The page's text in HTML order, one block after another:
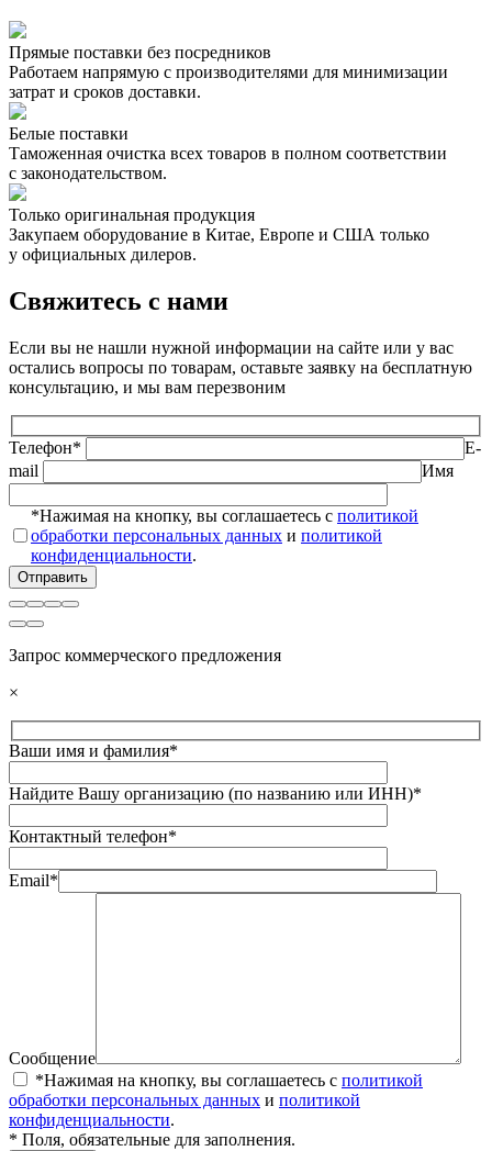
Прямые поставки без посредников
Работаем напрямую с производителями для минимизации
затрат и сроков доставки.
Белые поставки
Таможенная очистка всех товаров в полном соответствии
с законодательством.
Только оригинальная продукция
Закупаем оборудование в Китае, Европе и США только
у официальных дилеров.
Свяжитесь с нами
Если вы не нашли нужной информации на сайте или у вас
остались вопросы по товарам, оставьте заявку на бесплатную
консультацию, и мы вам перезвоним
Телефон*
E-
mail
Имя
*Нажимая на кнопку, вы соглашаетесь с политикой
обработки персональных данных и политикой
конфиденциальности.
Запрос коммерческого предложения
×
Ваши имя и фамилия*
Найдите Вашу организацию (по названию или ИНН)*
Контактный телефон*
Email*
Сообщение
*Нажимая на кнопку, вы соглашаетесь с политикой
обработки персональных данных и политикой
конфиденциальности.
* Поля, обязательные для заполнения.